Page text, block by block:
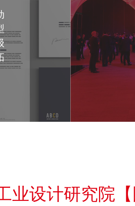
业设计研究院【